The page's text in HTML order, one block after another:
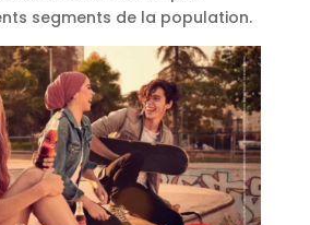
segments de la population.